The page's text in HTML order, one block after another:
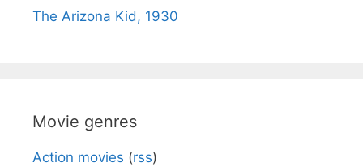
The Arizona Kid, 1930
Movie genres
Action movies (rss)